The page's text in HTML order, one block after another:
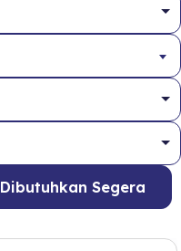
Dibutuhkan Segera